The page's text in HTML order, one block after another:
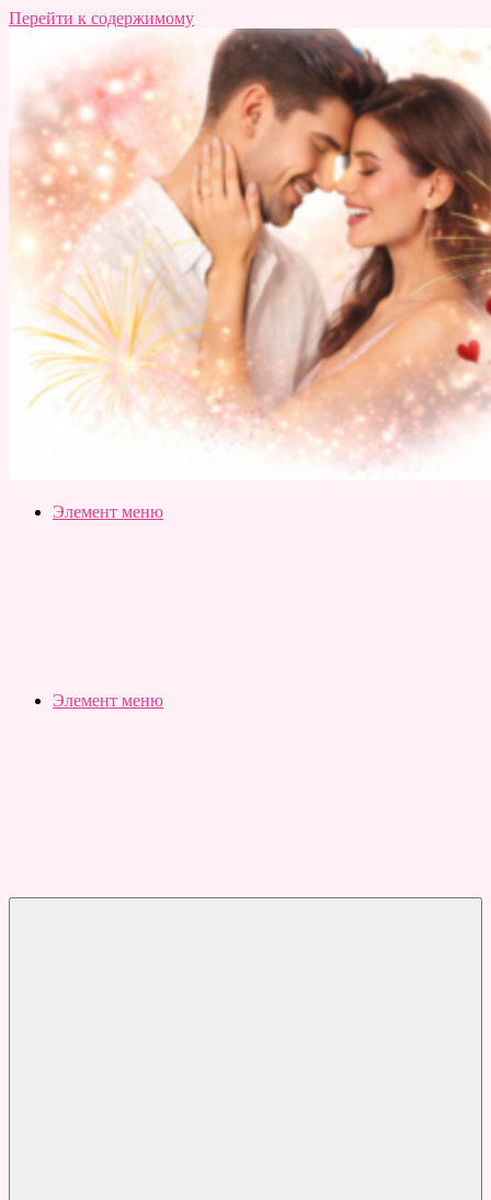
Перейти к содержимому
Slubovju.ru
Бесплатные
Элемент меню
Элемент меню